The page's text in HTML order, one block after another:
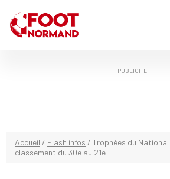
PUBLICITÉ
Accueil / Flash infos / Trophées du
classement du 30e au 21e